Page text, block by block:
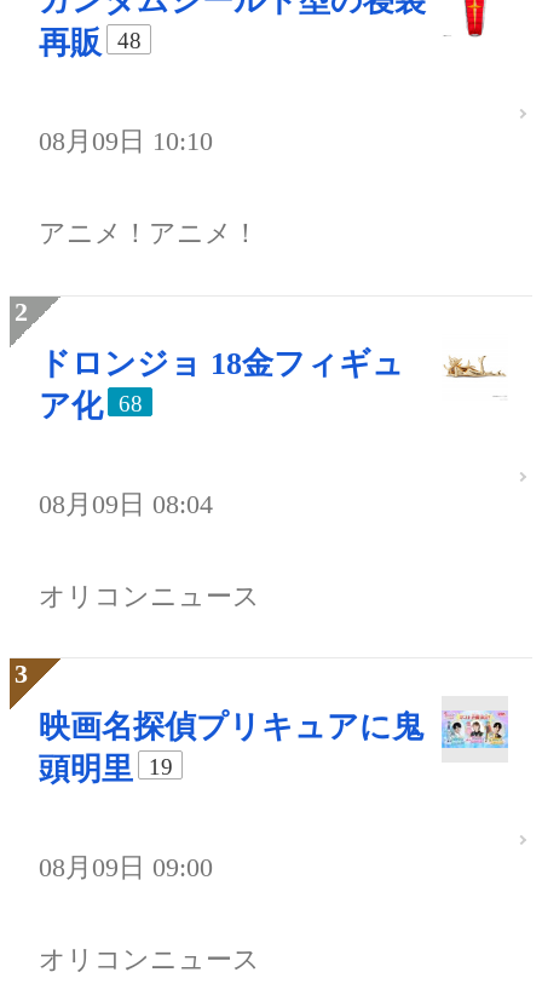
再販
48
08月09日 10:10
アニメ！アニメ！
ドロンジョ 18金フィギュ
ア化
68
08月09日 08:04
オリコンニュース
映画名探偵プリキュアに鬼
頭明里
19
08月09日 09:00
オリコンニュース